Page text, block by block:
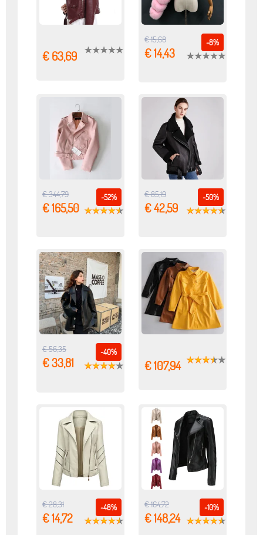
€ 63,69
-8%
€ 15,68
€ 14,43
-52%
€ 344,79
€ 165,50
-50%
€ 85,19
€ 42,59
-40%
€ 56,35
€ 33,81 € 107,94
-48%
€ 28,31
€ 14,72
-10%
€ 164,72
€ 148,24